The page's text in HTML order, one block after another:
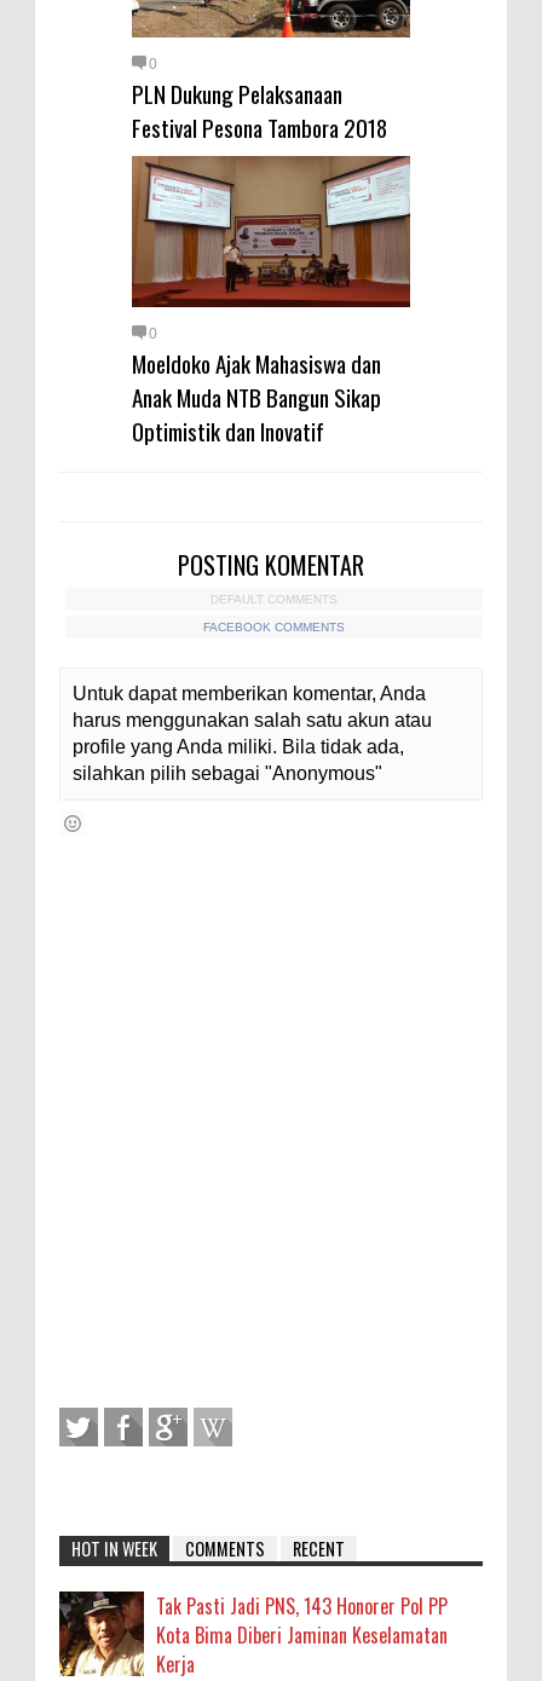
Bersih
Sabu di Tambe, 2 Pria
Sabu Siap Edar
SIGAPUAN dan Ikhtiar Kota Bima
Menjemput Korban Kekerasan
0
PLN Dukung Pelaksanaan
Festival Pesona Tambora 2018
0
Moeldoko Ajak Mahasiswa dan
Anak Muda NTB Bangun Sikap
Optimistik dan Inovatif
POSTING KOMENTAR
DEFAULT COMMENTS
FACEBOOK COMMENTS
Untuk dapat memberikan komentar, Anda
harus menggunakan salah satu akun atau
profile yang Anda miliki. Bila tidak ada,
silahkan pilih sebagai "Anonymous"
HOT IN WEEK COMMENTS RECENT
Tak Pasti Jadi PNS, 143 Honorer Pol PP
Kota Bima Diberi Jaminan Keselamatan
Kerja